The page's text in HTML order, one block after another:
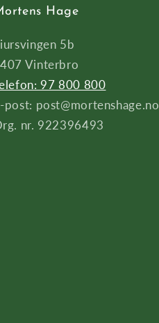
Hage
5b
Vinterbro
97 800 800
post: post@mortenshage.no
nr. 922396493